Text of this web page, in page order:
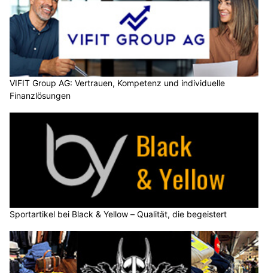
VIFIT Group AG: Vertrauen, Kompetenz und individuelle
Finanzlösungen
Sportartikel bei Black & Yellow – Qualität, die begeistert